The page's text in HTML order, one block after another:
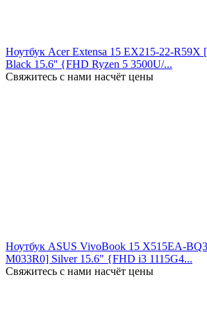
Ноутбук Acer Extensa 15 EX215-22-
Black 15.6'' {FHD Ryzen 5 3500U/...
Свяжитесь с нами насчёт цены
Ноутбук ASUS VivoBook 15 X515EA-
M033R0] Silver 15.6" {FHD i3 1115G4...
Свяжитесь с нами насчёт цены